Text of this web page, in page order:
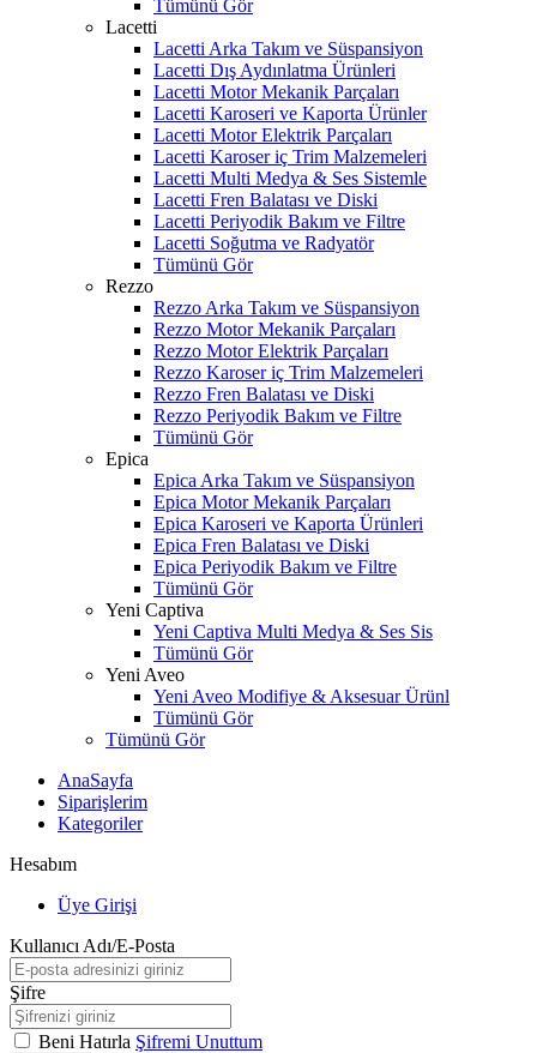
Tümünü Gör
Lacetti
Lacetti Arka Takım ve Süspansiyon
Lacetti Dış Aydınlatma Ürünleri
Lacetti Motor Mekanik Parçaları
Lacetti Karoseri ve Kaporta Ürünler
Lacetti Motor Elektrik Parçaları
Lacetti Karoser iç Trim Malzemeleri
Lacetti Multi Medya & Ses Sistemle
Lacetti Fren Balatası ve Diski
Lacetti Periyodik Bakım ve Filtre
Lacetti Soğutma ve Radyatör
Tümünü Gör
Rezzo
Rezzo Arka Takım ve Süspansiyon
Rezzo Motor Mekanik Parçaları
Rezzo Motor Elektrik Parçaları
Rezzo Karoser iç Trim Malzemeleri
Rezzo Fren Balatası ve Diski
Rezzo Periyodik Bakım ve Filtre
Tümünü Gör
Epica
Epica Arka Takım ve Süspansiyon
Epica Motor Mekanik Parçaları
Epica Karoseri ve Kaporta Ürünleri
Epica Fren Balatası ve Diski
Epica Periyodik Bakım ve Filtre
Tümünü Gör
Yeni Captiva
Yeni Captiva Multi Medya & Ses Sis
Tümünü Gör
Yeni Aveo
Yeni Aveo Modifiye & Aksesuar Ürünl
Tümünü Gör
Tümünü Gör
AnaSayfa
Siparişlerim
Kategoriler
Hesabım
Üye Girişi
Kullanıcı Adı/E-Posta
Şifre
Beni Hatırla Şifremi Unuttum